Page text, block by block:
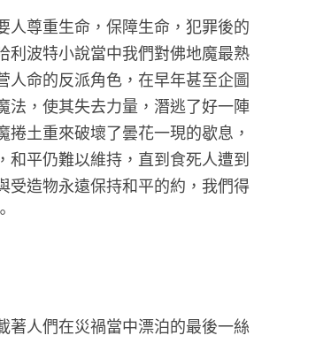
中之一是要人尊重生命，保障生命，犯罪後的
償還。在哈利波特小說當中我們對佛地魔最熟
樣一個草菅人命的反派角色，在早年甚至企圖
佛地魔的魔法，使其失去力量，潛逃了好一陣
年後佛地魔捲土重來破壞了曇花一現的歇息，
的情況下，和平仍難以維持，直到食死人遭到
亞立下祂與受造物永遠保持和平的約，我們得
和平的約。
方舟，乘載著人們在災禍當中漂泊的最後一絲